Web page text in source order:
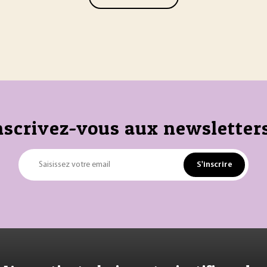
vous aux
Saisissez votre email S'inscrire